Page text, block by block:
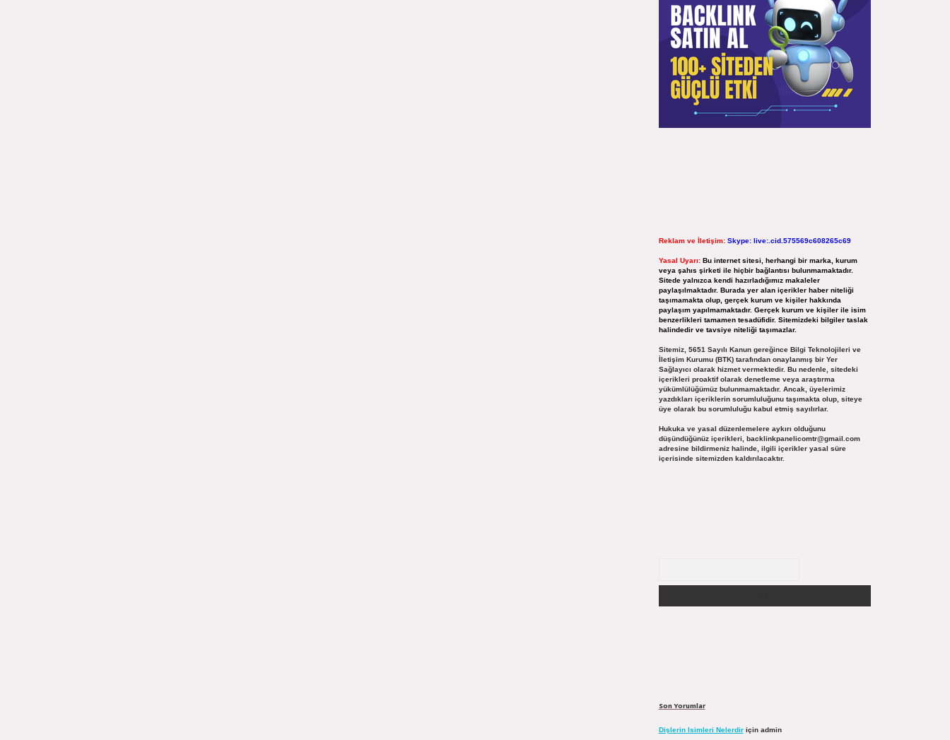
Reklam ve İletişim: Skype: live:.cid.575569c608265c69
Yasal Uyarı: Bu internet sitesi, herhangi bir marka, kurum
veya şahıs şirketi ile hiçbir bağlantısı bulunmamaktadır.
Sitede yalnızca kendi hazırladığımız makaleler
paylaşılmaktadır. Burada yer alan içerikler haber niteliği
taşımamakta olup, gerçek kurum ve kişiler hakkında
paylaşım yapılmamaktadır. Gerçek kurum ve kişiler ile isim
benzerlikleri tamamen tesadüfidir. Sitemizdeki bilgiler taslak
halindedir ve tavsiye niteliği taşımazlar.
Sitemiz, 5651 Sayılı Kanun gereğince Bilgi Teknolojileri ve
İletişim Kurumu (BTK) tarafından onaylanmış bir Yer
Sağlayıcı olarak hizmet vermektedir. Bu nedenle, sitedeki
içerikleri proaktif olarak denetleme veya araştırma
yükümlülüğümüz bulunmamaktadır. Ancak, üyelerimiz
yazdıkları içeriklerin sorumluluğunu taşımakta olup, siteye
üye olarak bu sorumluluğu kabul etmiş sayılırlar.
Hukuka ve yasal düzenlemelere aykırı olduğunu
düşündüğünüz içerikleri, backlinkpanelicomtr@gmail.com
adresine bildirmeniz halinde, ilgili içerikler yasal süre
içerisinde sitemizden kaldırılacaktır.
Son Yorumlar
Dişlerin Isimleri Nelerdiriçin admin